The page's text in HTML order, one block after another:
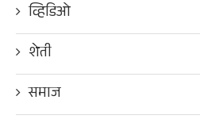
व्हिडिओ
शेती
समाज